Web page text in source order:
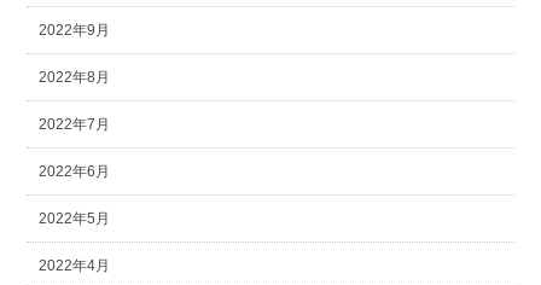
2022年9月
2022年8月
2022年7月
2022年6月
2022年5月
2022年4月